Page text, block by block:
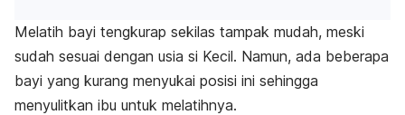
Melatih bayi tengkurap sekilas tampak mudah, meski
sudah sesuai dengan usia si Kecil. Namun, ada beberapa
bayi yang kurang menyukai posisi ini sehingga
menyulitkan ibu untuk melatihnya.